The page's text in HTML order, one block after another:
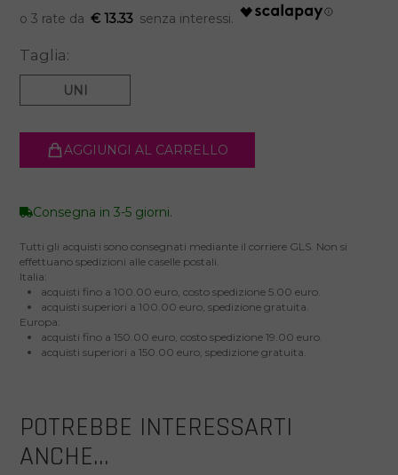
€ 13.33
Taglia:
UNI
AGGIUNGI AL CARRELLO
Consegna in 3-5 giorni.
Tutti gli acquisti sono consegnati mediante il corriere GLS. Non si
effettuano spedizioni alle caselle postali.
Italia:
acquisti fino a 100.00 euro, costo spedizione 5.00 euro.
acquisti superiori a 100.00 euro, spedizione gratuita.
Europa:
acquisti fino a 150.00 euro, costo spedizione 19.00 euro.
acquisti superiori a 150.00 euro, spedizione gratuita.
POTREBBE INTERESSARTI
ANCHE...